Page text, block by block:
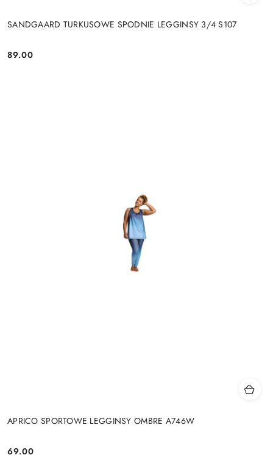
SANDGAARD TURKUSOWE SPODNIE LEGGINSY 3/4 S107
Cena:
89.00
APRICO SPORTOWE LEGGINSY OMBRE A746W
Cena:
69.00